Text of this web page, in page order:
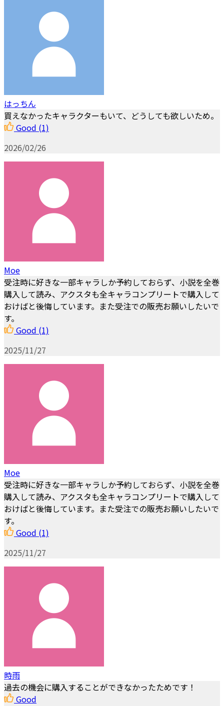
はっちん
買えなかったキャラクターもいて、どうしても欲しいため。
Good (1)
2026/02/26
Moe
受注時に好きな一部キャラしか予約しておらず、小説を全巻
購入して読み、アクスタも全キャラコンプリートで購入して
おけばと後悔しています。また受注での販売お願いしたいで
す。
Good (1)
2025/11/27
Moe
受注時に好きな一部キャラしか予約しておらず、小説を全巻
購入して読み、アクスタも全キャラコンプリートで購入して
おけばと後悔しています。また受注での販売お願いしたいで
す。
Good (1)
2025/11/27
時雨
過去の機会に購入することができなかったためです！
Good